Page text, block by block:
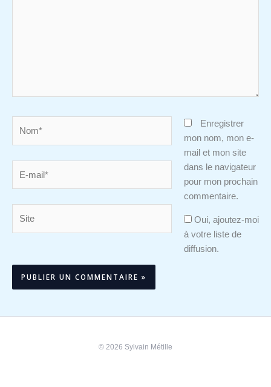
mail*
Enregistrer
mon nom, mon e-
mail et mon site
dans le navigateur
pour mon prochain
commentaire.
Oui, ajoutez-moi
à votre liste de
diffusion.
© 2026 Sylvain Métille